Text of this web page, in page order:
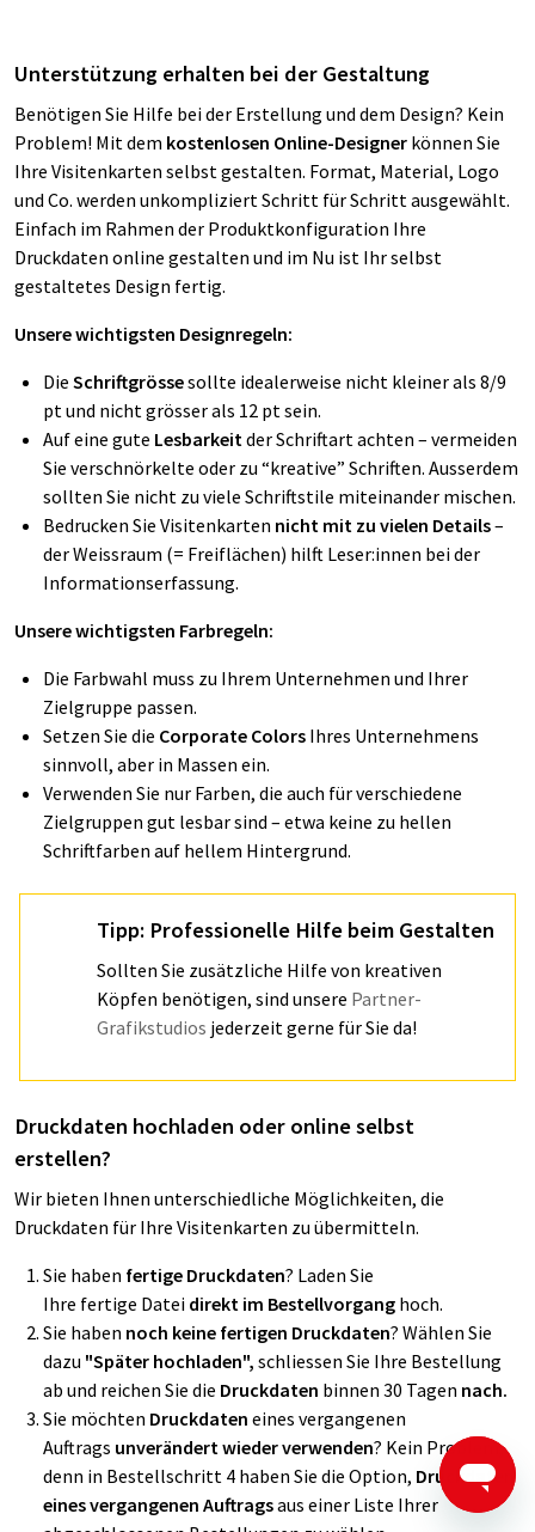
Unterstützung erhalten bei der Gestaltung
Benötigen Sie Hilfe bei der Erstellung und dem Design? Kein
Problem! Mit dem kostenlosen Online-Designer können Sie
Ihre Visitenkarten selbst gestalten. Format, Material, Logo
und Co. werden unkompliziert Schritt für Schritt ausgewählt.
Einfach im Rahmen der Produktkonfiguration Ihre
Druckdaten online gestalten und im Nu ist Ihr selbst
gestaltetes Design fertig.
Unsere wichtigsten Designregeln:
Die Schriftgrössesollte idealerweise nicht kleiner als 8/9
pt und nicht grösser als 12 pt sein.
Auf eine gute Lesbarkeit der Schriftart achten – vermeiden
Sie verschnörkelte oder zu “kreative” Schriften. Ausserdem
sollten Sie nicht zu viele Schriftstile miteinander mischen.
Bedrucken Sie Visitenkarten nicht mit zu vielen Details–
der Weissraum (= Freiflächen) hilft Leser:innen bei der
Informationserfassung.
Unsere wichtigsten Farbregeln:
Die Farbwahl muss zu Ihrem Unternehmen und Ihrer
Zielgruppe passen.
Setzen Sie die Corporate Colors Ihres Unternehmens
sinnvoll, aber in Massen ein.
Verwenden Sie nur Farben, die auch für verschiedene
Zielgruppen gut lesbar sind – etwa keine zu hellen
Schriftfarben auf hellem Hintergrund.
Tipp: Professionelle Hilfe beim Gestalten
Sollten Sie zusätzliche Hilfe von kreativen
Köpfen benötigen, sind unsere Partner-
Grafikstudios jederzeit gerne für Sie da!
Druckdaten hochladen oder online selbst
erstellen?
Wir bieten Ihnen unterschiedliche Möglichkeiten, die
Druckdaten für Ihre Visitenkarten zu übermitteln.
Sie haben fertige Druckdaten? Laden Sie
Ihre fertige Datei direkt im Bestellvorgang hoch.
Sie haben noch keine fertigen Druckdaten? Wählen Sie
dazu "Später hochladen", schliessen Sie Ihre Bestellung
ab und reichen Sie die Druckdaten binnen 30 Tagen nach.
Sie möchten Druckdaten eines vergangenen
Auftrags unverändert wieder verwenden? Kein Problem,
denn in Bestellschritt 4 haben Sie die Option, Druckdaten
eines vergangenen Auftragsaus einer Liste Ihrer